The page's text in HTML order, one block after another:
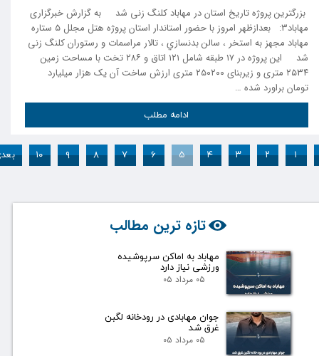
بزرگترین پروژه تاریخ استان در مهاباد کلنگ زنی شد به گزارش خبرگزاری
مهاباد۳: بعدازظهر امروز با حضور استاندار استان پروژه هتل مجلل ۵ ستاره
مهاباد مجهز به استخر ، سالن بدنسازي ، تالار مراسمات و رستوران کلنگ زنی
شد این پروژه در ۱۷ طبقه شامل ۱۲۱ اتاق و ۲۸۶ تخت با مساحت زمین
۲۵۳۴ متری و زیربنای ۲۵۰۲۰۰ متری ارزش ساخت آن یک هزار میلیارد
تومان براورد شده …
ادامه مطلب
۱ ۲ ۳ ۴ ۵ ۶ ۷ ۸ ۹ ۱۰
تازه ترین مطالب
مهاباد به اماکن سرپوشیده
ورزشی نیاز دارد
۰۵ مرداد ۰۵
جوان مهابادی در رودخانه لگبن
غرق شد
۰۵ مرداد ۰۵